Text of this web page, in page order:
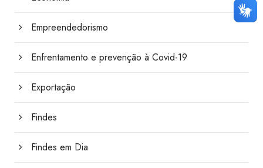
Empreendedorismo
Enfrentamento e prevenção à Covid-19
Exportação
Findes
Findes em Dia